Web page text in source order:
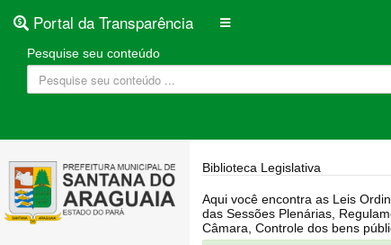
Portal da Transparência
Pesquise seu conteúdo
Biblioteca Legislativa
Aqui você encontra as Leis Ordinárias, Leis Complementares, Portarias, Decretos, Atas, PPA, LDO, LOA, RREO, Resoluções,
das Sessões Plenárias, Regulamentação da LAI, Atos de Julgamento do Governo, Agenda Externa do presidente, Relatório do Controle Interno, Projetos em tramitação na